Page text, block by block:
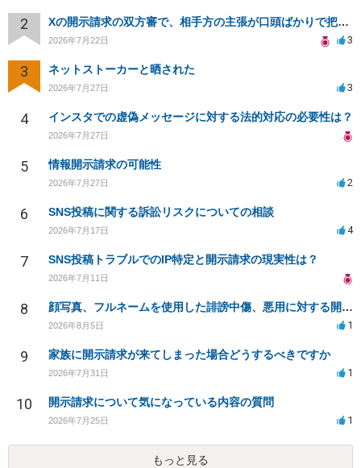
2 Xの開示請求の双方審で、相手方の主張が口頭ばかりで把握しきれません
2026年7月22日 3
3 ネットストーカーと晒された
2026年7月27日 3
4 インスタでの虚偽メッセージに対する法的対応の必要性は？
2026年7月27日
5 情報開示請求の可能性
2026年7月27日 2
6 SNS投稿に関する訴訟リスクについての相談
2026年7月17日 4
7 SNS投稿トラブルでのIP特定と開示請求の現実性は？
2026年7月11日
8 顔写真、フルネームを使用した誹謗中傷、悪用に対する開示請求
2026年8月5日 1
9 家族に開示請求が来てしまった場合どうするべきですか
2026年7月31日 1
10 開示請求について気になっている内容の質問
2026年7月25日 1
もっと見る